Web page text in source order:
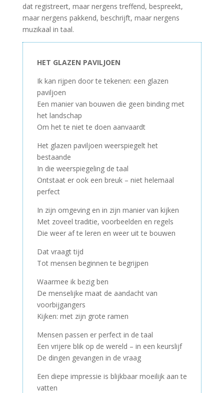
dat registreert, maar nergens treffend, bespreekt,
maar nergens pakkend, beschrijft, maar nergens
muzikaal in taal.
HET GLAZEN PAVILJOEN
Ik kan rijpen door te tekenen: een glazen
paviljoen
Een manier van bouwen die geen binding met
het landschap
Om het te niet te doen aanvaardt
Het glazen paviljoen weerspiegelt het
bestaande
In die weerspiegeling de taal
Ontstaat er ook een breuk – niet helemaal
perfect
In zijn omgeving en in zijn manier van kijken
Met zoveel traditie, voorbeelden en regels
Die weer af te leren en weer uit te bouwen
Dat vraagt tijd
Tot mensen beginnen te begrijpen
Waarmee ik bezig ben
De menselijke maat de aandacht van
voorbijgangers
Kijken: met zijn grote ramen
Mensen passen er perfect in de taal
Een vrijere blik op de wereld – in een keurslijf
De dingen gevangen in de vraag
Een diepe impressie is blijkbaar moeilijk aan te
vatten